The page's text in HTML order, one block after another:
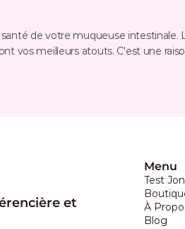
de votre muqueuse
vos meilleurs atouts. C'est une
et
Menu
Test
À
Blog